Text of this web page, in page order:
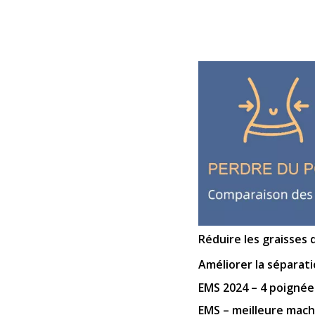
Réduire les graisses
Améliorer la
EMS 2024 – 4
EMS – meilleure